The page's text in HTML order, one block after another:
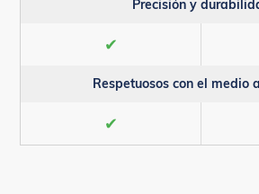
Precisión y
✔
Respetuosos con el medio
✔